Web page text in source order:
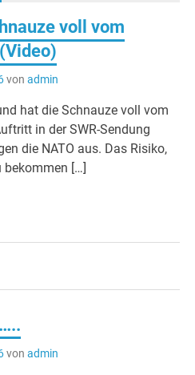
voll vom
von admin
hat die Schnauze voll vom
in der SWR-Sendung
die NATO aus. Das Risiko,
[…]
von admin